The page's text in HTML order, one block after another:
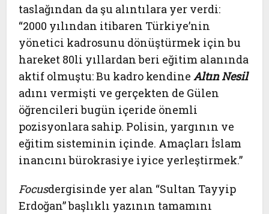
taslağından da şu alıntılara yer verdi:
“2000 yılından itibaren Türkiye’nin
yönetici kadrosunu dönüştürmek için bu
hareket 80li yıllardan beri eğitim alanında
aktif olmuştu: Bu kadro kendineAltın Nesil
adını vermişti ve gerçekten de Gülen
öğrencileri bugün içeride önemli
pozisyonlara sahip. Polisin, yargının ve
eğitim sisteminin içinde. Amaçları İslam
inancını bürokrasiye iyice yerleştirmek.”
Focusdergisinde yer alan “Sultan Tayyip
Erdoğan” başlıklı yazının tamamını